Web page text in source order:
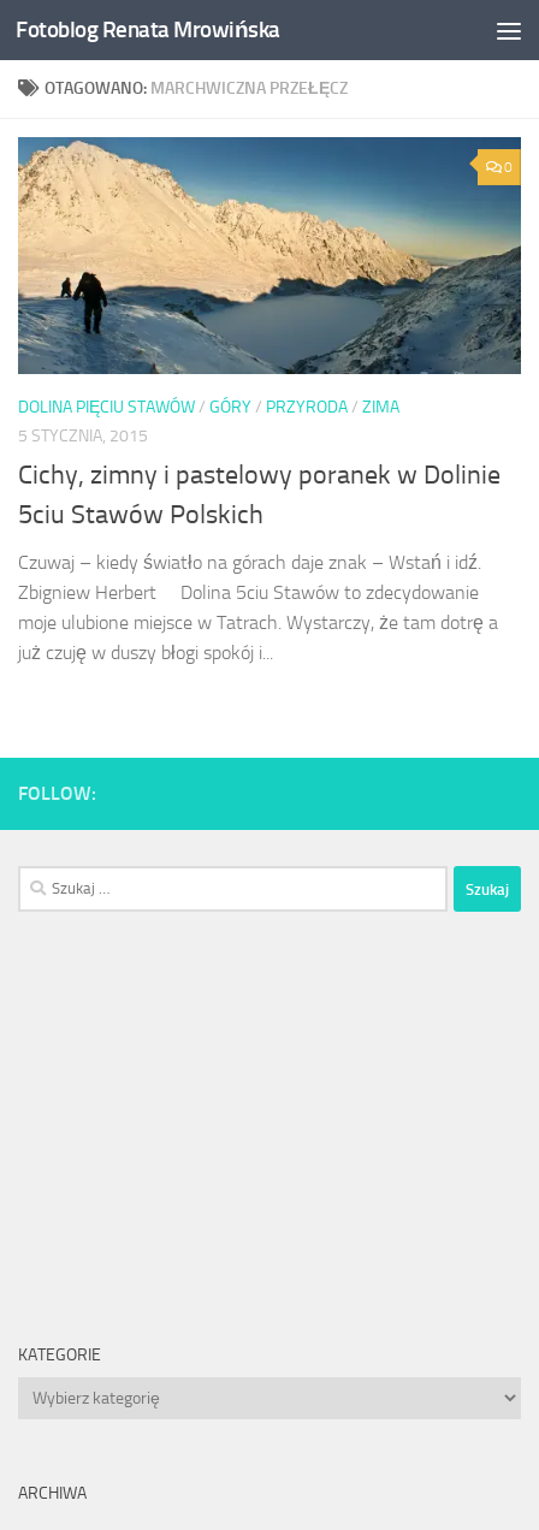
Przeskocz do treści
Fotoblog Renata Mrowińska
OTAGOWANO: MARCHWICZNA PRZEŁĘCZ
0
DOLINA PIĘCIU STAWÓW/ GÓRY/ PRZYRODA/ ZIMA
5 STYCZNIA, 2015
Cichy, zimny i pastelowy poranek w Dolinie
5ciu Stawów Polskich
Czu­waj – kiedy światło na górach da­je znak – Wstań i idź.
Zbigniew Herbert Dolina 5ciu Stawów to zdecydowanie
moje ulubione miejsce w Tatrach. Wystarczy, że tam dotrę a
już czuję w duszy błogi spokój i...
FOLLOW:
Szukaj:
KATEGORIE
Kategorie
ARCHIWA